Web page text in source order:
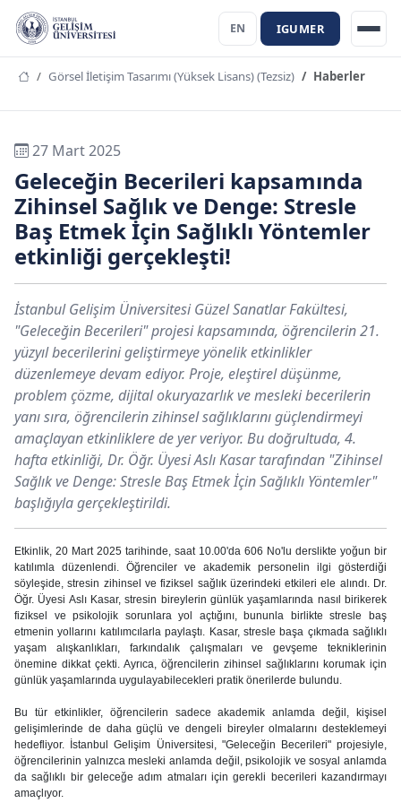
EN IGUMER
Görsel İletişim Tasarımı (Yüksek Lisans) (Tezsiz) Haberler
27 Mart 2025
Geleceğin Becerileri kapsamında
Zihinsel Sağlık ve Denge: Stresle
Baş Etmek İçin Sağlıklı Yöntemler
etkinliği gerçekleşti!
İstanbul Gelişim Üniversitesi Güzel Sanatlar Fakültesi,
"Geleceğin Becerileri" projesi kapsamında, öğrencilerin 21.
yüzyıl becerilerini geliştirmeye yönelik etkinlikler
düzenlemeye devam ediyor. Proje, eleştirel düşünme,
problem çözme, dijital okuryazarlık ve mesleki becerilerin
yanı sıra, öğrencilerin zihinsel sağlıklarını güçlendirmeyi
amaçlayan etkinliklere de yer veriyor. Bu doğrultuda, 4.
hafta etkinliği, Dr. Öğr. Üyesi Aslı Kasar tarafından "Zihinsel
Sağlık ve Denge: Stresle Baş Etmek İçin Sağlıklı Yöntemler"
başlığıyla gerçekleştirildi.
Etkinlik, 20 Mart 2025 tarihinde, saat 10.00'da 606 No'lu derslikte yoğun bir
katılımla düzenlendi. Öğrenciler ve akademik personelin ilgi gösterdiği
söyleşide, stresin zihinsel ve fiziksel sağlık üzerindeki etkileri ele alındı. Dr.
Öğr. Üyesi Aslı Kasar, stresin bireylerin günlük yaşamlarında nasıl birikerek
fiziksel ve psikolojik sorunlara yol açtığını, bununla birlikte stresle baş
etmenin yollarını katılımcılarla paylaştı. Kasar, stresle başa çıkmada sağlıklı
yaşam alışkanlıkları, farkındalık çalışmaları ve gevşeme tekniklerinin
önemine dikkat çekti. Ayrıca, öğrencilerin zihinsel sağlıklarını korumak için
günlük yaşamlarında uygulayabilecekleri pratik önerilerde bulundu.
Bu tür etkinlikler, öğrencilerin sadece akademik anlamda değil, kişisel
gelişimlerinde de daha güçlü ve dengeli bireyler olmalarını desteklemeyi
hedefliyor. İstanbul Gelişim Üniversitesi, "Geleceğin Becerileri" projesiyle,
öğrencilerinin yalnızca mesleki anlamda değil, psikolojik ve sosyal anlamda
da sağlıklı bir geleceğe adım atmaları için gerekli becerileri kazandırmayı
amaçlıyor.